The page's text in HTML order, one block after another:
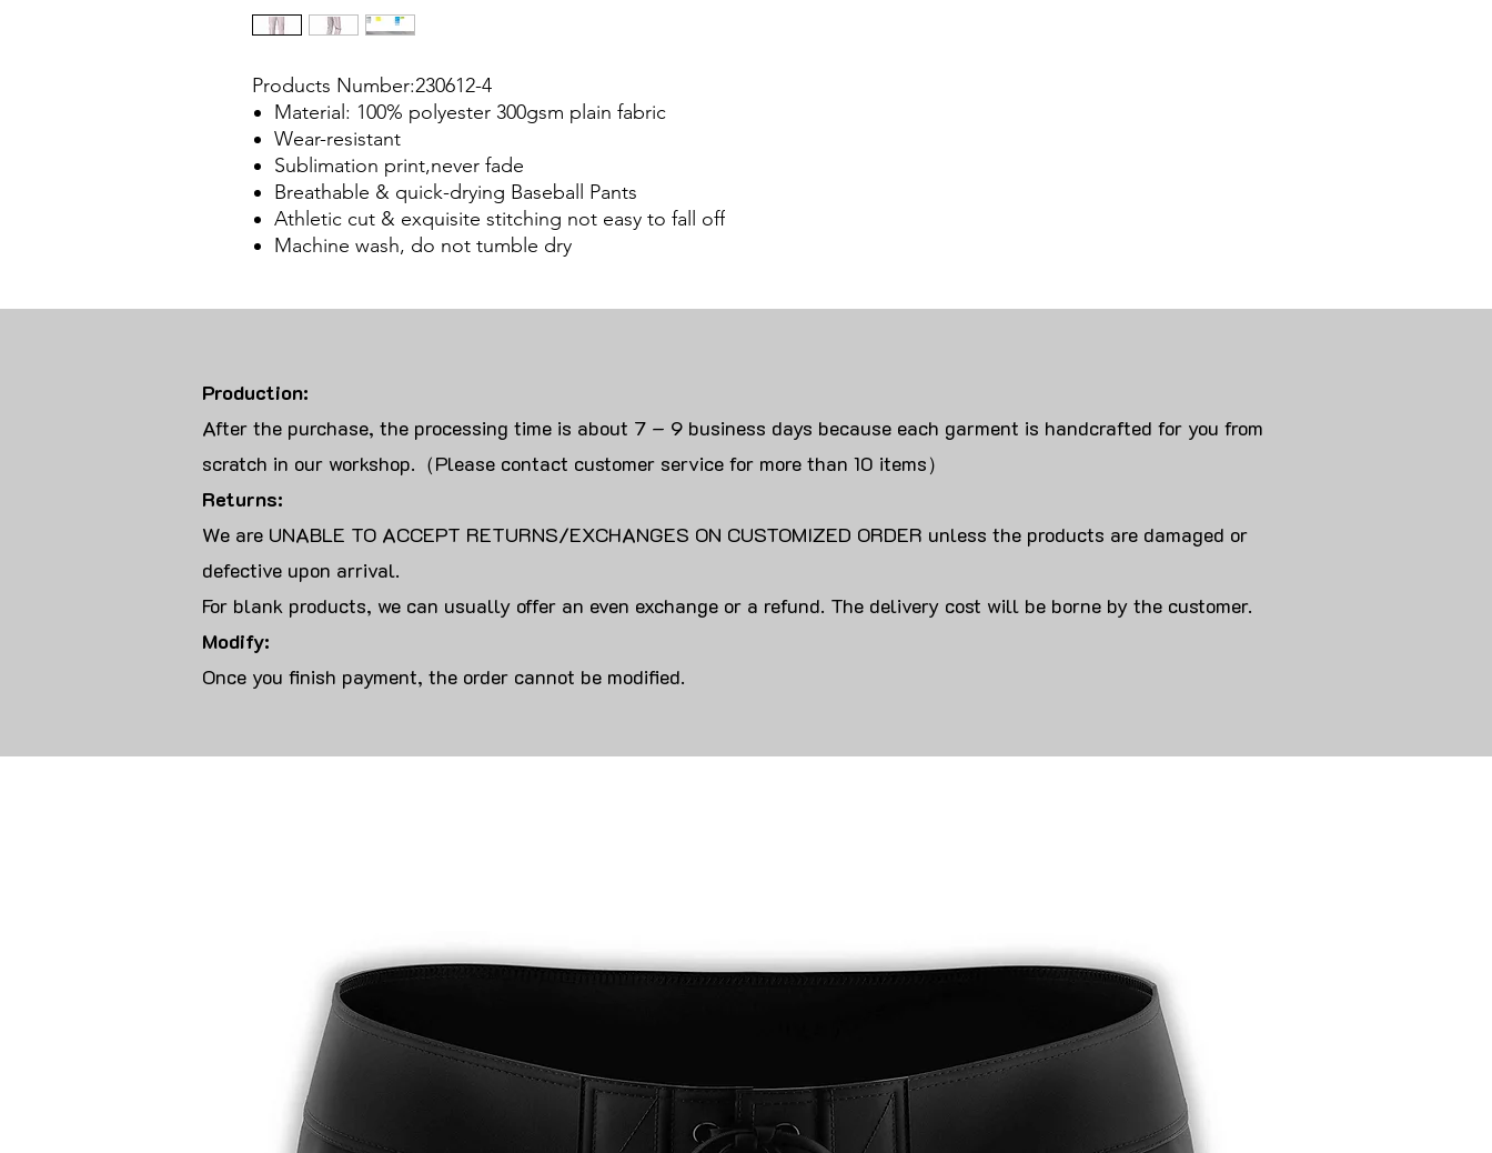
Products Number:230612-4
Material: 100% polyester 300gsm plain fabric
Wear-resistant
Sublimation print,never fade
Breathable & quick-drying Baseball Pants
Athletic cut & exquisite stitching not easy to fall off
Machine wash, do not tumble dry
Production:
After the purchase, the processing time is about 7 – 9 business days because each garment is handcrafted for you from
scratch in our workshop.（Please contact customer service for more than 10 items）
Returns:
We are UNABLE TO ACCEPT RETURNS/EXCHANGES ON CUSTOMIZED ORDER unless the products are damaged or
defective upon arrival.
For blank products, we can usually offer an even exchange or a refund. The delivery cost will be borne by the customer.
Modify:
Once you finish payment, the order cannot be modified.